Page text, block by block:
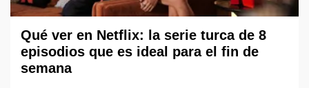
Qué ver en Netflix: la serie turca de 8
episodios que es ideal para el fin de
semana